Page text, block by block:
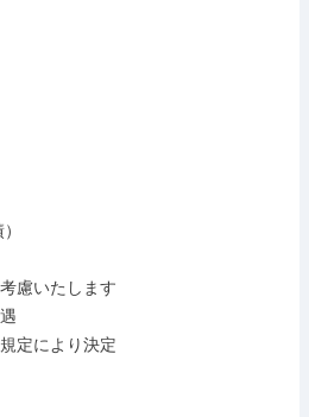
慮いたします
定により決定